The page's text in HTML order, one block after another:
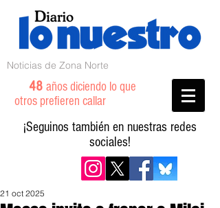
Noticias de Zona Norte
48 años diciendo lo que
otros prefieren callar
¡Seguinos también en nuestras redes
sociales!
21 oct 2025